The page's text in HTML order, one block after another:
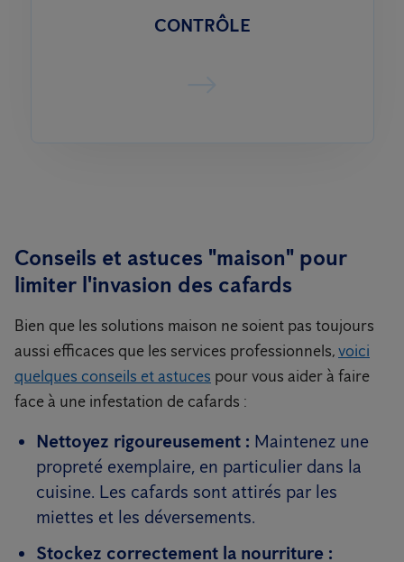
CONTRÔLE
Conseils et astuces "maison" pour
limiter l'invasion des cafards
Bien que les solutions maison ne soient pas toujours
aussi efficaces que les services professionnels,voici
quelques conseils et astuces pour vous aider à faire
face à une infestation de cafards :
Nettoyez rigoureusement : Maintenez une
propreté exemplaire, en particulier dans la
cuisine. Les cafards sont attirés par les
miettes et les déversements.
Stockez correctement la nourriture :